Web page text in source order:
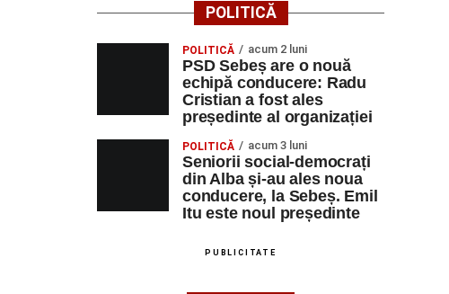
POLITICĂ
POLITICĂ acum 2 luni
PSD Sebeș are o nouă
echipă conducere: Radu
Cristian a fost ales
președinte al organizației
POLITICĂ acum 3 luni
Seniorii social-democrați
din Alba și-au ales noua
conducere, la Sebeș. Emil
Itu este noul președinte
PUBLICITATE